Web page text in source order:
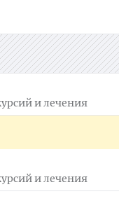
и лечения
и лечения